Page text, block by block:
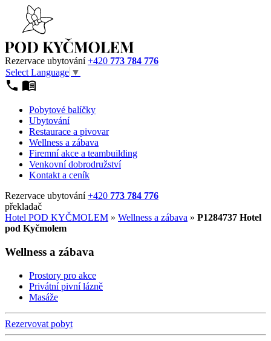
Rezervace ubytování+420 773 784 776
Select Language ▼
Pobytové balíčky
Ubytování
Restaurace a pivovar
Wellness a zábava
Firemní akce a teambuilding
Venkovní dobrodružství
Kontakt a ceník
Rezervace ubytování+420 773 784 776
překladač
Hotel POD KYČMOLEM » Wellness a zábava » P1284737 Hotel
pod Kyčmolem
Wellness a zábava
Prostory pro akce
Privátní pivní lázně
Masáže
Rezervovat pobyt